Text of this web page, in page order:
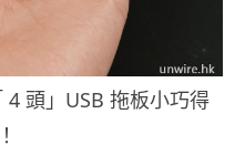
頭」USB 拖板小巧得